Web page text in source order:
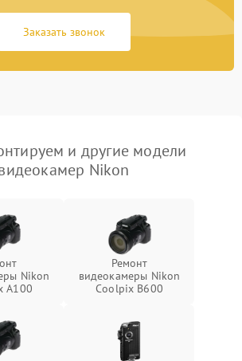
Заказать звонок
и другие модели
Nikon
Nikon
A100
Ремонт
видеокамеры Nikon
Coolpix B600